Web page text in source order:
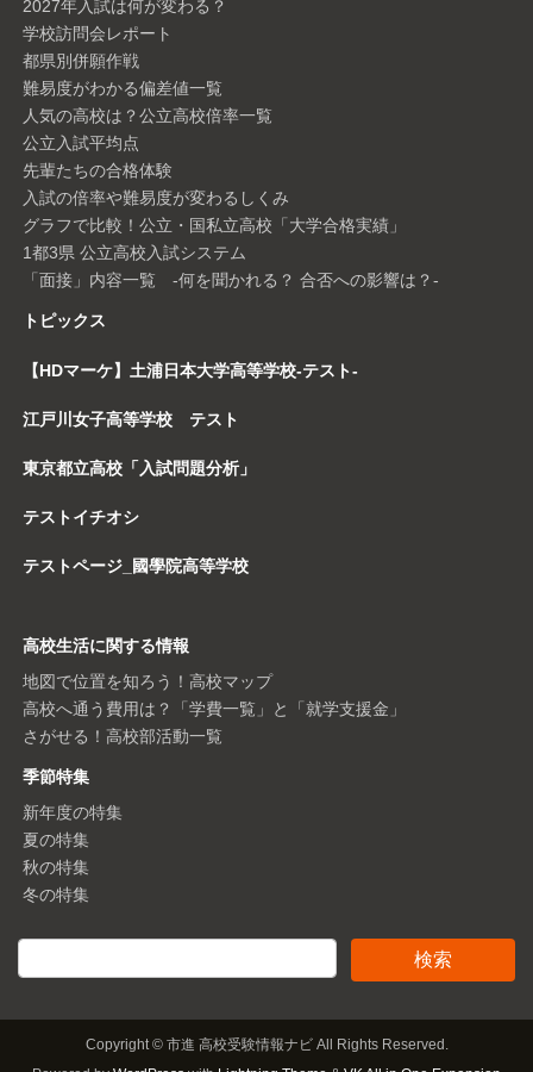
2027年入試は何が変わる？
学校訪問会レポート
都県別併願作戦
難易度がわかる偏差値一覧
人気の高校は？公立高校倍率一覧
公立入試平均点
先輩たちの合格体験
入試の倍率や難易度が変わるしくみ
グラフで比較！公立・国私立高校「大学合格実績」
1都3県 公立高校入試システム
「面接」内容一覧 -何を聞かれる？ 合否への影響は？-
トピックス
【HDマーケ】土浦日本大学高等学校-テスト-
江戸川女子高等学校 テスト
東京都立高校「入試問題分析」
テストイチオシ
テストページ_國學院高等学校
高校生活に関する情報
地図で位置を知ろう！高校マップ
高校へ通う費用は？「学費一覧」と「就学支援金」
さがせる！高校部活動一覧
季節特集
新年度の特集
夏の特集
秋の特集
冬の特集
Copyright © 市進 高校受験情報ナビ All Rights Reserved.